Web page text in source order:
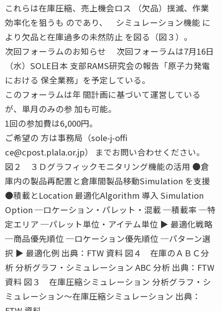
これらは在庫圧縮、売上機会ロス （欠品）撲滅、作業
効率化を狙うも のであり、 シミュレーション機能 に
より欠品と在庫過多の未然防止 を図る（図３）。
次回フォーラムのお知らせ 次回フォーラムは7月16日
（水）SOLE日本 支部RAMS研究会の報告「原子力発電
における 保全業務」を予定している。
このフォーラムは年 間計画に基づいて運営している
が、単月のみの参 加も可能。
1回の参加費は6,000円。
ご希望の 方は事務局（sole-j-offi
ce@cpost.plala.or.jp） までお問い合わせください。
図２ ３Ｄグラフィックモニタリング機能の活用 ●倉
庫内の製品再配置と倉庫間製品移動Simulation を支援
●積載とLocation 最適化Algorithm 導入 Simulation
Option ─ロケーション・パレット・混載 ─積載率 ─特
定エリア ─パレット単位・アイテム単位 ▶ 最適化戦略
─商品優先順位 ─ロケーション優先順位 ─パターン選
択 ▶ 最適化例 出典：FTW 資料 図４ 在庫のＡＢＣ分
析 分析グラフ・シミュレーション ABC 分析 出典：FTW
資料 図３ 在庫圧縮シミュレーション 分析グラフ・シ
ミュレーション〜在庫圧縮シミュレーション 出典：